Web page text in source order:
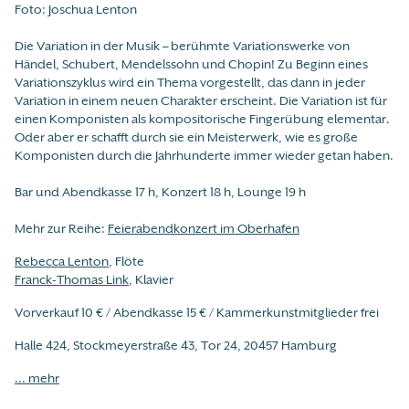
Foto: Joschua Lenton
Die Variation in der Musik – berühmte Variationswerke von
Händel, Schubert, Mendelssohn und Chopin! Zu Beginn eines
Variationszyklus wird ein Thema vorgestellt, das dann in jeder
Variation in einem neuen Charakter erscheint. Die Variation ist für
einen Komponisten als kompositorische Fingerübung elementar.
Oder aber er schafft durch sie ein Meisterwerk, wie es große
Komponisten durch die Jahrhunderte immer wieder getan haben.
Bar und Abendkasse 17 h, Konzert 18 h, Lounge 19 h
Mehr zur Reihe: Feierabendkonzert im Oberhafen
Rebecca Lenton, Flöte
Franck-Thomas Link, Klavier
Vorverkauf 10 € / Abendkasse 15 € / Kammerkunstmitglieder frei
Halle 424, Stockmeyerstraße 43, Tor 24, 20457 Hamburg
... mehr